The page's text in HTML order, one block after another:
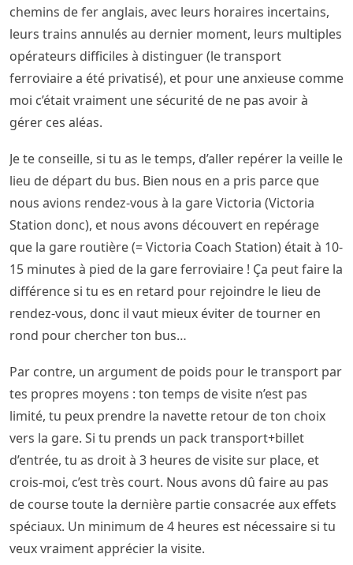
chemins de fer anglais, avec leurs horaires incertains,
leurs trains annulés au dernier moment, leurs multiples
opérateurs difficiles à distinguer (le transport
ferroviaire a été privatisé), et pour une anxieuse comme
moi c’était vraiment une sécurité de ne pas avoir à
gérer ces aléas.
Je te conseille, si tu as le temps, d’aller repérer la veille le
lieu de départ du bus. Bien nous en a pris parce que
nous avions rendez-vous à la gare Victoria (Victoria
Station donc), et nous avons découvert en repérage
que la gare routière (= Victoria Coach Station) était à 10-
15 minutes à pied de la gare ferroviaire ! Ça peut faire la
différence si tu es en retard pour rejoindre le lieu de
rendez-vous, donc il vaut mieux éviter de tourner en
rond pour chercher ton bus…
Par contre, un argument de poids pour le transport par
tes propres moyens : ton temps de visite n’est pas
limité, tu peux prendre la navette retour de ton choix
vers la gare. Si tu prends un pack transport+billet
d’entrée, tu as droit à 3 heures de visite sur place, et
crois-moi, c’est très court. Nous avons dû faire au pas
de course toute la dernière partie consacrée aux effets
spéciaux. Un minimum de 4 heures est nécessaire si tu
veux vraiment apprécier la visite.